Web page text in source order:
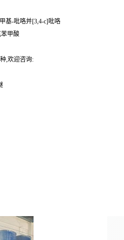
基-吡咯并[3,4-c]吡咯
苯甲酸
,欢迎咨询: